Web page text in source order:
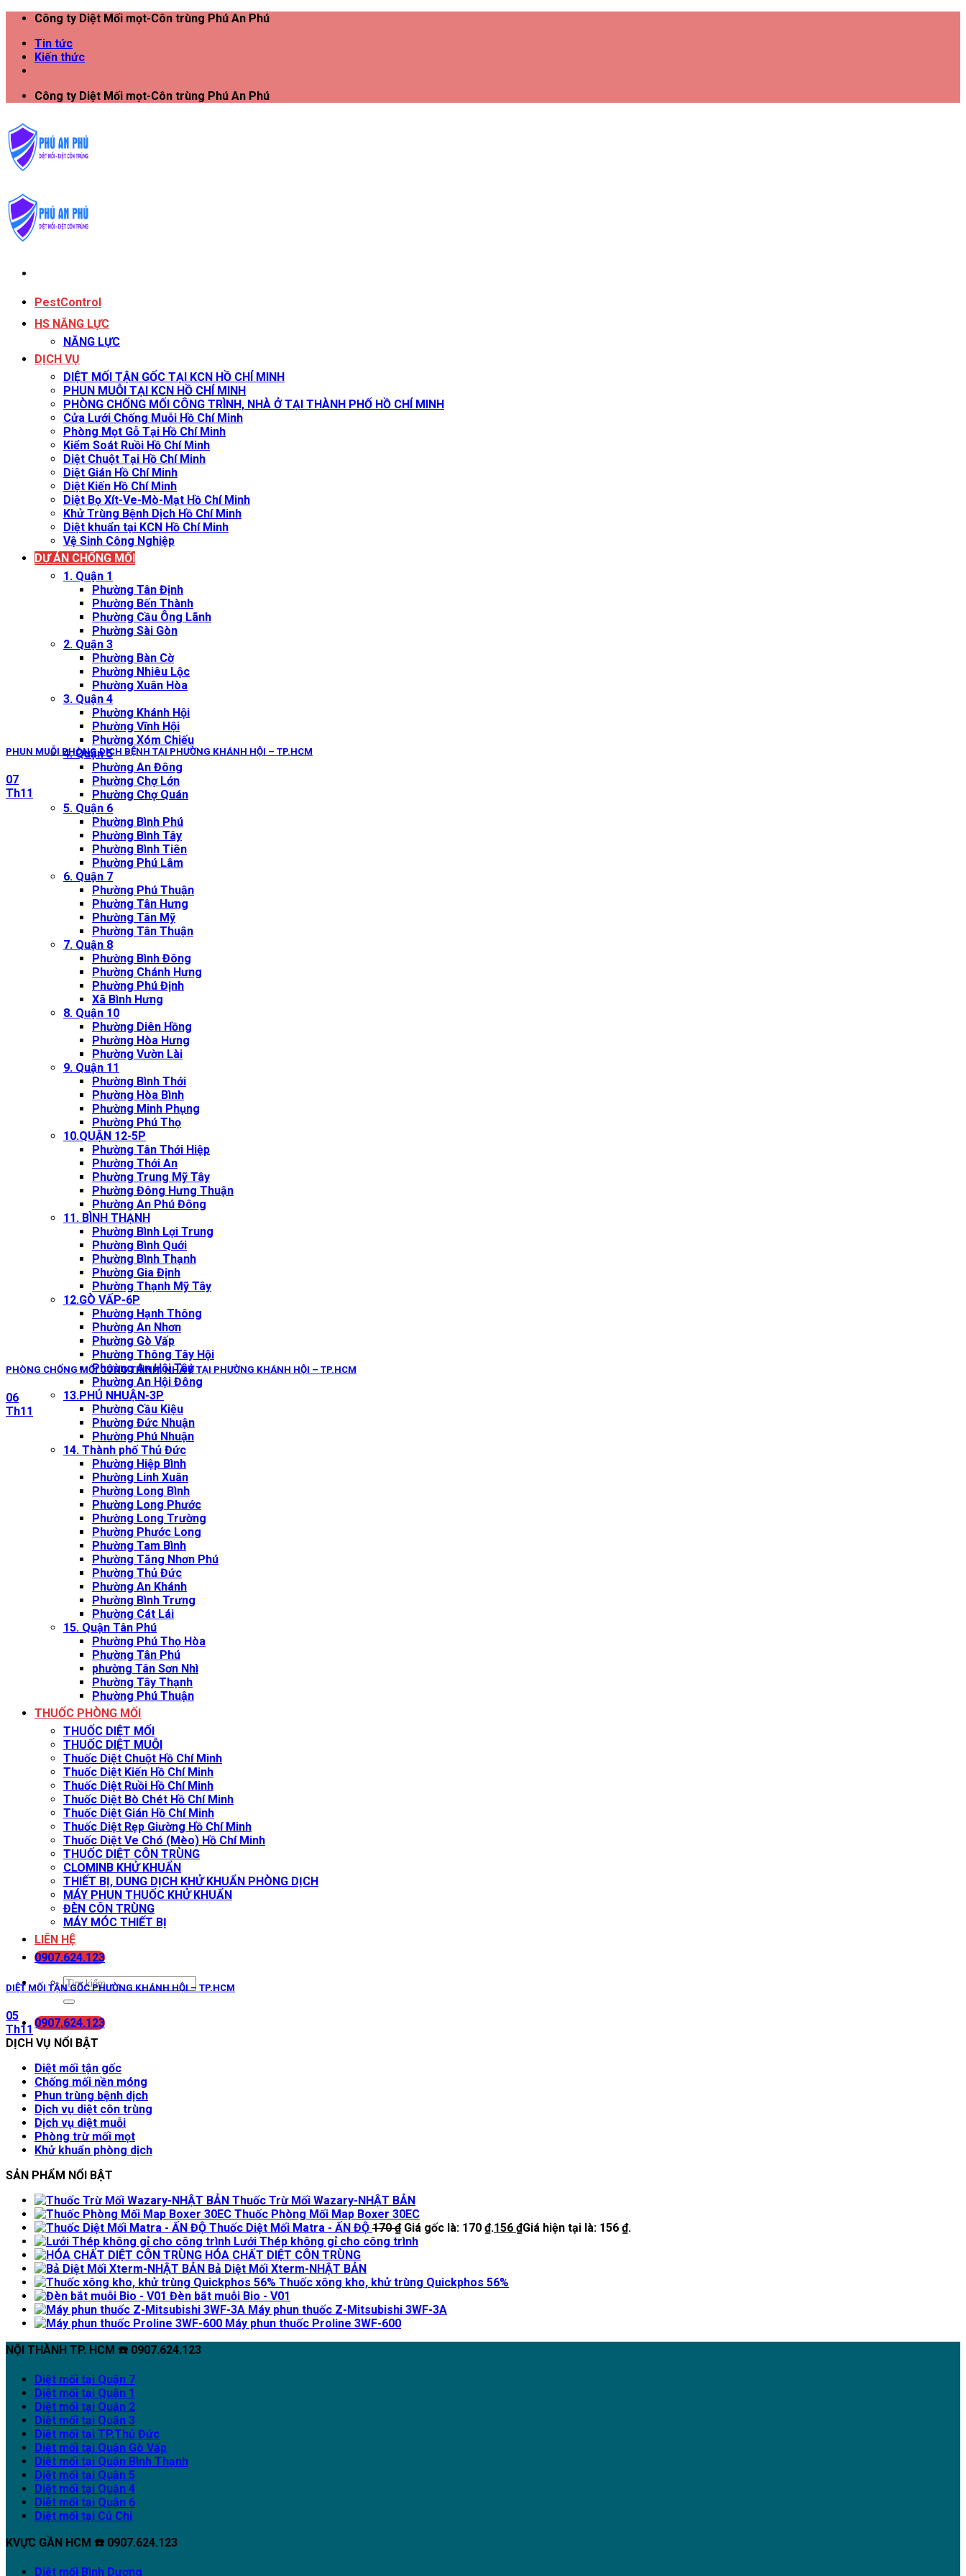
Công ty Diệt Mối mọt-Côn trùng Phú An Phú
Tin tức
Kiến thức
Công ty Diệt Mối mọt-Côn trùng Phú An Phú
PestControl
HS NĂNG LỰC
NĂNG LỰC
DỊCH VỤ
DIỆT MỐI TẬN GỐC TẠI KCN HỒ CHÍ MINH
PHUN MUỖI TẠI KCN HỒ CHÍ MINH
PHÒNG CHỐNG MỐI CÔNG TRÌNH, NHÀ Ở TẠI THÀNH PHỐ HỒ CHÍ MINH
Cửa Lưới Chống Muỗi Hồ Chí Minh
Phòng Mọt Gỗ Tại Hồ Chí Minh
Kiểm Soát Ruồi Hồ Chí Minh
Diệt Chuột Tại Hồ Chí Minh
Diệt Gián Hồ Chí Minh
Diệt Kiến Hồ Chí Minh
Diệt Bọ Xít-Ve-Mò-Mạt Hồ Chí Minh
Khử Trùng Bệnh Dịch Hồ Chí Minh
Diệt khuẩn tại KCN Hồ Chí Minh
Vệ Sinh Công Nghiệp
DỰ ÁN CHỐNG MỐI
1. Quận 1
Phường Tân Định
Phường Bến Thành
Phường Cầu Ông Lãnh
Phường Sài Gòn
2. Quận 3
Phường Bàn Cờ
Phường Nhiêu Lộc
Phường Xuân Hòa
3. Quận 4
Phường Khánh Hội
Phường Vĩnh Hội
Phường Xóm Chiếu
4. Quận 5
Phường An Đông
Phường Chợ Lớn
Phường Chợ Quán
5. Quận 6
Phường Bình Phú
Phường Bình Tây
Phường Bình Tiên
Phường Phú Lâm
6. Quận 7
Phường Phú Thuận
Phường Tân Hưng
Phường Tân Mỹ
Phường Tân Thuận
7. Quận 8
Phường Bình Đông
Phường Chánh Hưng
Phường Phú Định
Xã Bình Hưng
8. Quận 10
Phường Diên Hồng
Phường Hòa Hưng
Phường Vườn Lài
9. Quận 11
Phường Bình Thới
Phường Hòa Bình
Phường Minh Phụng
Phường Phú Thọ
10.QUẬN 12-5P
Phường Tân Thới Hiệp
Phường Thới An
Phường Trung Mỹ Tây
Phường Đông Hưng Thuận
Phường An Phú Đông
11. BÌNH THẠNH
Phường Bình Lợi Trung
Phường Bình Quới
Phường Bình Thạnh
Phường Gia Định
Phường Thạnh Mỹ Tây
12.GÒ VẤP-6P
Phường Hạnh Thông
Phường An Nhơn
Phường Gò Vấp
Phường Thông Tây Hội
Phường An Hội Tây
Phường An Hội Đông
13.PHÚ NHUẬN-3P
Phường Cầu Kiệu
Phường Đức Nhuận
Phường Phú Nhuận
14. Thành phố Thủ Đức
Phường Hiệp Bình
Phường Linh Xuân
Phường Long Bình
Phường Long Phước
Phường Long Trường
Phường Phước Long
Phường Tam Bình
Phường Tăng Nhơn Phú
Phường Thủ Đức
Phường An Khánh
Phường Bình Trưng
Phường Cát Lái
15. Quận Tân Phú
Phường Phú Thọ Hòa
Phường Tân Phú
phường Tân Sơn Nhì
Phường Tây Thạnh
Phường Phú Thuận
THUỐC PHÒNG MỐI
THUỐC DIỆT MỐI
THUỐC DIỆT MUỖI
Thuốc Diệt Chuột Hồ Chí Minh
Thuốc Diệt Kiến Hồ Chí Minh
Thuốc Diệt Ruồi Hồ Chí Minh
Thuốc Diệt Bò Chét Hồ Chí Minh
Thuốc Diệt Gián Hồ Chí Minh
Thuốc Diệt Rẹp Giường Hồ Chí Minh
Thuốc Diệt Ve Chó (Mèo) Hồ Chí Minh
THUỐC DIỆT CÔN TRÙNG
CLOMINB KHỬ KHUẨN
THIẾT BỊ, DUNG DỊCH KHỬ KHUẨN PHÒNG DỊCH
MÁY PHUN THUỐC KHỬ KHUẨN
ĐÈN CÔN TRÙNG
MÁY MÓC THIẾT BỊ
LIÊN HỆ
0907.624.123
0907.624.123
PHUN MUỖI PHÒNG DỊCH BỆNH TẠI PHƯỜNG KHÁNH HỘI – TP.HCM
07
Th11
PHÒNG CHỐNG MỐI CÔNG TRÌNH, NHÀ Ở TẠI PHƯỜNG KHÁNH HỘI – TP.HCM
06
Th11
DIỆT MỐI TẬN GỐC PHƯỜNG KHÁNH HỘI – TP.HCM
05
Th11
DỊCH VỤ NỔI BẬT
Diệt mối tận gốc
Chống mối nền móng
Phun trùng bệnh dịch
Dịch vụ diệt côn trùng
Dịch vụ diệt muỗi
Phòng trừ mối mọt
Khử khuẩn phòng dịch
SẢN PHẨM NỔI BẬT
Thuốc Trừ Mối Wazary-NHẬT BẢN
Thuốc Phòng Mối Map Boxer 30EC
Thuốc Diệt Mối Matra - ẤN ĐỘ 170₫ Giá gốc là: 170 ₫.156 ₫Giá hiện tại là: 156 ₫.
Lưới Thép không gỉ cho công trình
HÓA CHẤT DIỆT CÔN TRÙNG
Bả Diệt Mối Xterm-NHẬT BẢN
Thuốc xông kho, khử trùng Quickphos 56%
Đèn bắt muỗi Bio - V01
Máy phun thuốc Z-Mitsubishi 3WF-3A
Máy phun thuốc Proline 3WF-600
NỘI THÀNH TP. HCM ☎️ 0907.624.123
Diệt mối tại Quận 7
Diệt mối tại Quận 1
Diệt mối tại Quận 2
Diệt mối tại Quận 3
Diệt mối tại TP.Thủ Đức
Diệt mối tại Quận Gò Vấp
Diệt mối tại Quận Bình Thạnh
Diệt mối tại Quận 5
Diệt mối tại Quận 4
Diệt mối tại Quận 6
Diệt mối tại Củ Chi
KVỰC GẦN HCM ☎️ 0907.624.123
Diệt mối Bình Dương